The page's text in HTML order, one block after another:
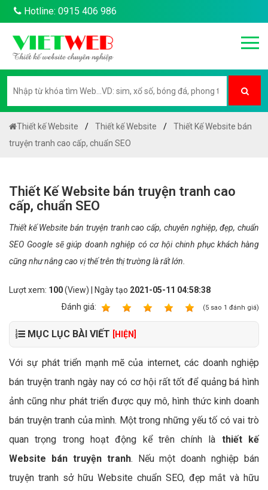
Hotline: 0915 406 986
Thiết kế Website Thiết kế Website
Thiết Kế Website bán
truyện tranh cao cấp, chuẩn SEO
Thiết Kế Website bán truyện tranh cao
cấp, chuẩn SEO
Thiết kế Website bán truyện tranh cao cấp, chuyên nghiệp, đẹp, chuẩn
SEO Google sẽ giúp doanh nghiệp có cơ hội chinh phục khách hàng
cũng như nâng cao vị thế trên thị trường là rất lớn.
Lượt xem: 100(View) | Ngày tạo 2021-05-11 04:58:38
Ðánh giá:
(5 sao 1 đánh giá)
MỤC LỤC BÀI VIẾT [HIỆN]
Với sự phát triển mạnh mẽ của internet, các doanh nghiệp
bán truyện tranh ngày nay có cơ hội rất tốt để quảng bá hình
ảnh cũng như phát triển được quy mô, hình thức kinh doanh
bán truyện tranh của mình. Một trong những yếu tố có vai trò
quan trọng trong hoạt động kể trên chính là thiết kế
Website bán truyện tranh. Nếu một doanh nghiệp bán
truyện tranh sở hữu Website chuẩn SEO, đẹp mắt và hữu